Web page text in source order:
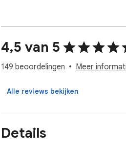
BLIJF OP DE HOOGTE MET
te houden.
aanmeldt.
SNEL EN LICHTGEWICHT: Open
Of je nu werkt, studeert of op
4,5 van 5
149 beoordelingen Meer
Alle reviews bekijken
Details